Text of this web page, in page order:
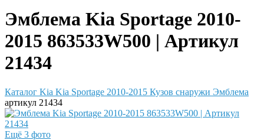
Эмблема Kia Sportage 2010-
2015 863533W500 | Артикул
21434
Каталог Kia Kia Sportage 2010-2015 Кузов снаружи Эмблема
артикул 21434
Ещё 3 фото